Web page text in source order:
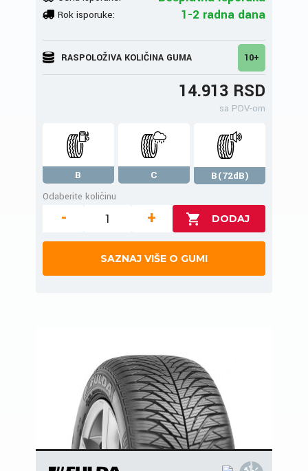
Rok isporuke: 1-2 radna dana
RASPOLOŽIVA KOLIČINA GUMA 10+
14.913 RSD
sa PDV-om
B C
B(72dB)
Odaberite količinu
- +
SAZNAJ VIŠE O GUMI